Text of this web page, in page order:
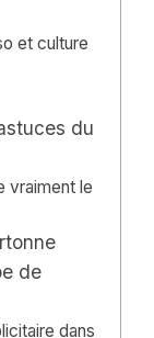
et culture
du
vraiment le
de
dans